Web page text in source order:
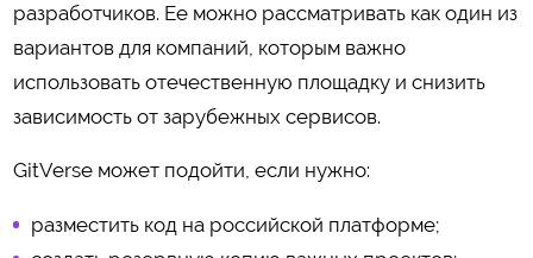
разработчиков. Ее можно рассматривать как один из
вариантов для компаний, которым важно
использовать отечественную площадку и снизить
зависимость от зарубежных сервисов.
GitVerse может подойти, если нужно:
разместить код на российской платформе;